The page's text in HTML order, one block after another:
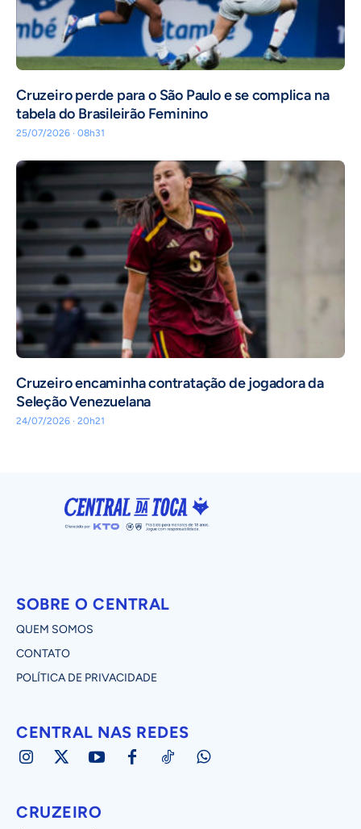
Cruzeiro perde para o São Paulo e se complica na
tabela do Brasileirão Feminino
25/07/2026 · 08h31
Cruzeiro encaminha contratação de jogadora da
Seleção Venezuelana
24/07/2026 · 20h21
SOBRE O CENTRAL
QUEM SOMOS
CONTATO
POLÍTICA DE PRIVACIDADE
CENTRAL NAS REDES
CRUZEIRO